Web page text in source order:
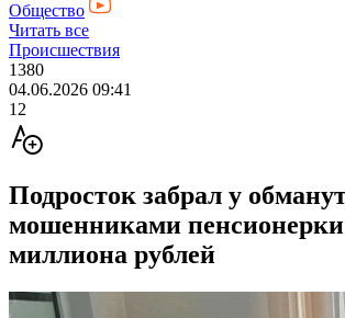
Общество
Читать все
Происшествия
1380
04.06.2026 09:41
12
Подросток забрал у
мошенниками пенсионерки
миллиона рублей